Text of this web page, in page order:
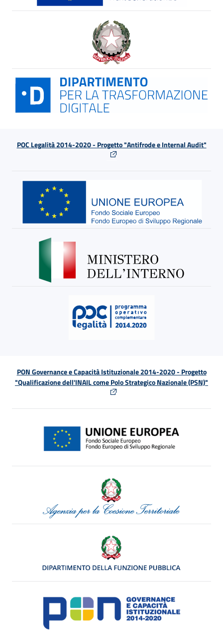
POC Legalità 2014-2020 - Progetto "Antifrode e Internal Audit"
PON Governance e Capacità Istituzionale 2014-2020 - Progetto
"Qualificazione dell'INAIL come Polo Strategico Nazionale (PSN)"